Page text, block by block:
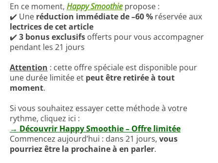
En ce moment, Happy Smoothie propose :
✔️ Une réduction immédiate de –60 % réservée aux
lectrices de cet article
✔️ 3 bonus exclusifs offerts pour vous accompagner
pendant les 21 jours
Attention : cette offre spéciale est disponible pour
une durée limitée et peut être retirée à tout
moment.
Si vous souhaitez essayer cette méthode à votre
rythme, cliquez ici :
→ Découvrir Happy Smoothie – Offre limitée
Commencez aujourd’hui : dans 21 jours, vous
pourriez être la prochaine à en parler.